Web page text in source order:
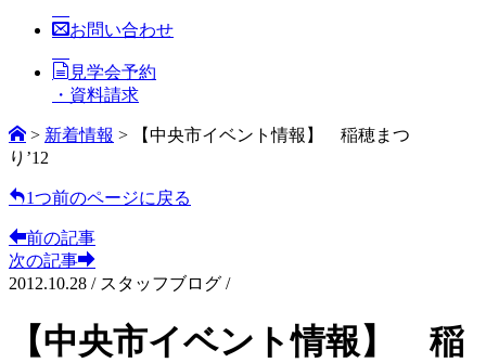
お問い合わせ
見学会予約
・資料請求
> 新着情報 >
【中央市イベント情報】 稲穂まつ
り’12
1つ前のページに戻る
前の記事
次の記事
2012.10.28 / スタッフブログ /
【中央市イベント情報】 稲